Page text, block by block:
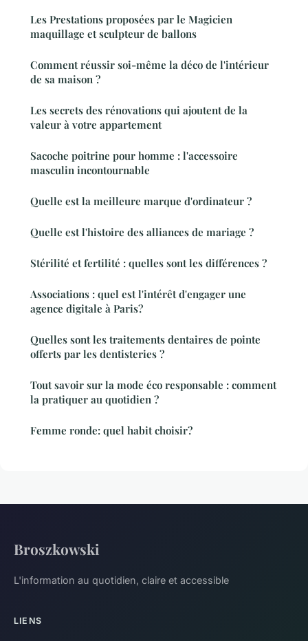
Les Prestations proposées par le Magicien
maquillage et sculpteur de ballons
Comment réussir soi-même la déco de l'intérieur
de sa maison ?
Les secrets des rénovations qui ajoutent de la
valeur à votre appartement
Sacoche poitrine pour homme : l'accessoire
masculin incontournable
Quelle est la meilleure marque d'ordinateur ?
Quelle est l'histoire des alliances de mariage ?
Stérilité et fertilité : quelles sont les différences ?
Associations : quel est l'intérêt d'engager une
agence digitale à Paris?
Quelles sont les traitements dentaires de pointe
offerts par les dentisteries ?
Tout savoir sur la mode éco responsable : comment
la pratiquer au quotidien ?
Femme ronde: quel habit choisir?
Broszkowski
L'information au quotidien, claire et accessible
LIENS